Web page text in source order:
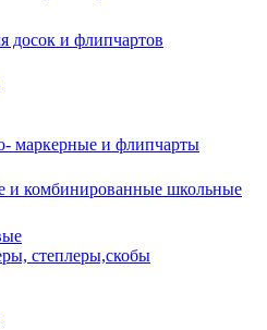
досок и флипчартов
маркерные и флипчарты
и комбинированные школьные
степлеры,скобы